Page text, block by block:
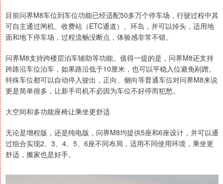
目前问界M8车位到车位功能已经适配50多万个停车场，行驶过程中其
可自主通过闸机、收费站（ETC通道）、环岛，并可以掉头，适用地
面和地下停车场，过程流畅没断点，体验感非常不错。
问界M8支持跨楼层泊车辅助等功能。值得一提的是，问界M8还支持
跨路沿车位泊车，如果路沿低于10厘米，也可以平稳入位避免剐蹭。
特殊车位都可以自动停入驶出，正向、侧向等普通车位对问界M8来说
更是简单很多，让新手司机不必因为车位不好停而犯愁。
大空间和多功能座椅让乘坐更舒适
无论是增程版，还是纯电版，问界M8均提供5座和6座设计，并可以通
过组合实现2、3、4、5、6座不同布局，适用不同使用环境，乘坐更
舒适，搬家也是好手。